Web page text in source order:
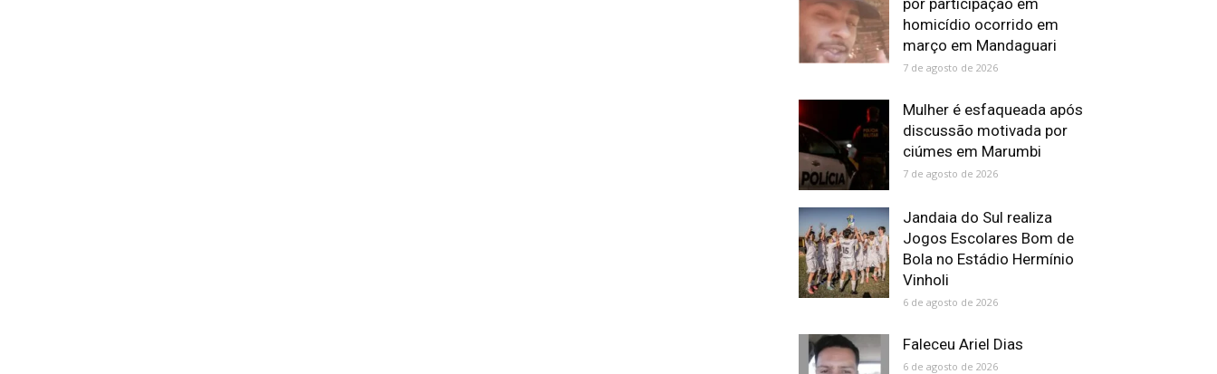
por participação em
homicídio ocorrido em
março em Mandaguari
7 de agosto de 2026
Mulher é esfaqueada após
discussão motivada por
ciúmes em Marumbi
7 de agosto de 2026
Jandaia do Sul realiza
Jogos Escolares Bom de
Bola no Estádio Hermínio
Vinholi
6 de agosto de 2026
Faleceu Ariel Dias
6 de agosto de 2026